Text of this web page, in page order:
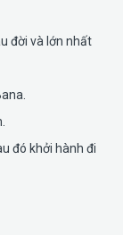
đời và lớn nhất
đó khởi hành đi